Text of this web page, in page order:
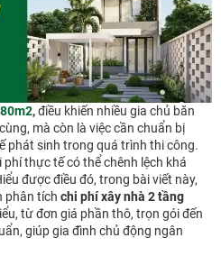
,điều khiến nhiều gia chủ băn
mà còn là việc cần chuẩn bị
phát sinh trong quá trình thi công.
thực tế có thể chênh lệch khá
được điều đó, trong bài viết này,
phân tích chi phí xây nhà 2 tầng
từ đơn giá phần thô, trọn gói đến
giúp gia đình chủ động ngân